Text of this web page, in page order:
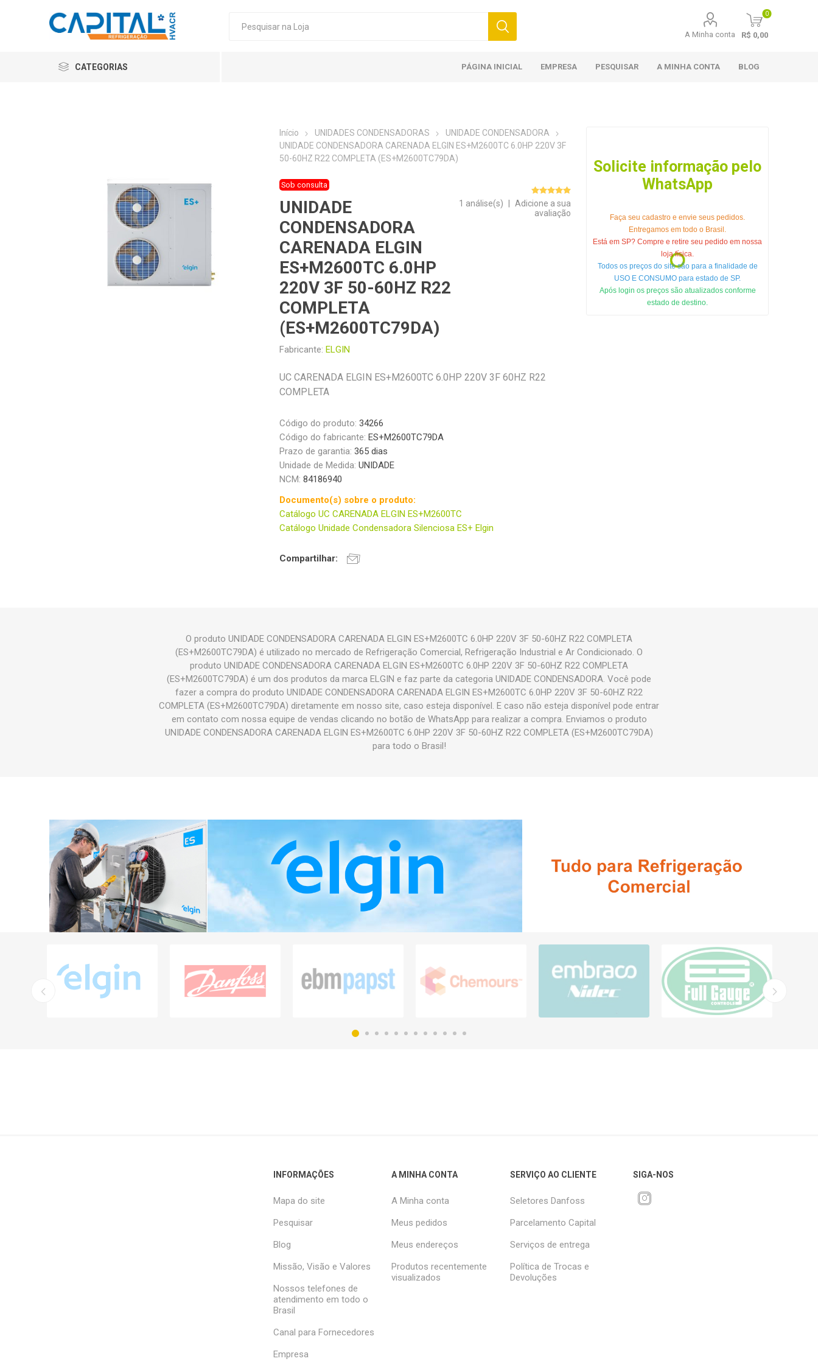
A Minha conta
0
R$ 0,00
CATEGORIAS PÁGINA INICIAL EMPRESA PESQUISAR A MINHA CONTA BLOG
Início UNIDADES CONDENSADORAS
UNIDADE CONDENSADORA
UNIDADE CONDENSADORA CARENADA ELGIN ES+M2600TC 6.0HP 220V 3F
50-60HZ R22 COMPLETA (ES+M2600TC79DA)
Sob consulta
UNIDADE
CONDENSADORA
CARENADA ELGIN
ES+M2600TC 6.0HP
220V 3F 50-60HZ R22
COMPLETA
(ES+M2600TC79DA)
Fabricante: ELGIN
1 análise(s)
Adicione a sua
avaliação
UC CARENADA ELGIN ES+M2600TC 6.0HP 220V 3F 60HZ R22
COMPLETA
Código do produto: 34266
Código do fabricante: ES+M2600TC79DA
Prazo de garantia:365 dias
Unidade de Medida:UNIDADE
NCM:84186940
Documento(s) sobre o produto:
Catálogo UC CARENADA ELGIN ES+M2600TC
Catálogo Unidade Condensadora Silenciosa ES+ Elgin
Compartilhar:
Solicite informação pelo
WhatsApp
Faça seu cadastro e envie seus pedidos.
Entregamos em todo o Brasil.
Está em SP? Compre e retire seu pedido em nossa
loja física.
Todos os preços do site são para a finalidade de
USO E CONSUMO para estado de SP.
Após login os preços são atualizados conforme
estado de destino.
O produto UNIDADE CONDENSADORA CARENADA ELGIN ES+M2600TC 6.0HP 220V 3F 50-60HZ R22 COMPLETA
(ES+M2600TC79DA) é utilizado no mercado de Refrigeração Comercial, Refrigeração Industrial e Ar Condicionado. O
produto UNIDADE CONDENSADORA CARENADA ELGIN ES+M2600TC 6.0HP 220V 3F 50-60HZ R22 COMPLETA
(ES+M2600TC79DA) é um dos produtos da marca ELGIN e faz parte da categoria UNIDADE CONDENSADORA. Você pode
fazer a compra do produto UNIDADE CONDENSADORA CARENADA ELGIN ES+M2600TC 6.0HP 220V 3F 50-60HZ R22
COMPLETA (ES+M2600TC79DA) diretamente em nosso site, caso esteja disponível. E caso não esteja disponível pode entrar
em contato com nossa equipe de vendas clicando no botão de WhatsApp para realizar a compra. Enviamos o produto
UNIDADE CONDENSADORA CARENADA ELGIN ES+M2600TC 6.0HP 220V 3F 50-60HZ R22 COMPLETA (ES+M2600TC79DA)
para todo o Brasil!
INFORMAÇÕES
Mapa do site
Pesquisar
Blog
Missão, Visão e Valores
Nossos telefones de
atendimento em todo o
Brasil
Canal para Fornecedores
Empresa
A MINHA CONTA
A Minha conta
Meus pedidos
Meus endereços
Produtos recentemente
visualizados
SERVIÇO AO CLIENTE
Seletores Danfoss
Parcelamento Capital
Serviços de entrega
Política de Trocas e
Devoluções
SIGA-NOS